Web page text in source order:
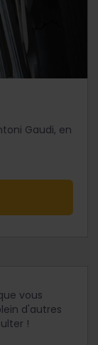
Gaudi, en
vous
d'autres
!